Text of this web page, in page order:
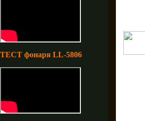
ТЕСТ фонаря LL-5806